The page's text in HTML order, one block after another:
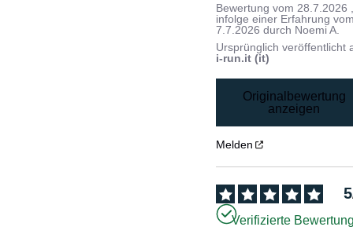
Bewertung vom 28.7.2026
infolge einer Erfahrung
7.7.2026 durch Noemi A.
Ursprünglich veröffentlicht
i-run.it (it)
Originalbewertung
anzeigen
Melden
5
Verifizierte